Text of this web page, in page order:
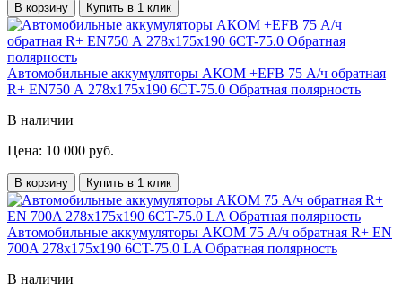
В корзину Купить в 1 клик
Автомобильные аккумуляторы АКОМ +EFB 75 А/ч обратная
R+ EN750 А 278x175x190 6CT-75.0 Обратная полярность
В наличии
Цена: 10 000 руб.
В корзину Купить в 1 клик
Автомобильные аккумуляторы АКОМ 75 А/ч обратная R+ EN
700A 278x175x190 6CT-75.0 LA Обратная полярность
В наличии